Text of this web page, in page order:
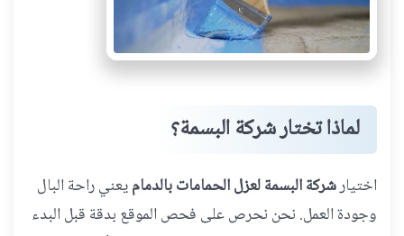
لماذا تختار شركة البسمة؟
اختيارشركة البسمة لعزل الحمامات بالدماميعني راحة البال
وجودة العمل. نحن نحرص على فحص الموقع بدقة قبل البدء